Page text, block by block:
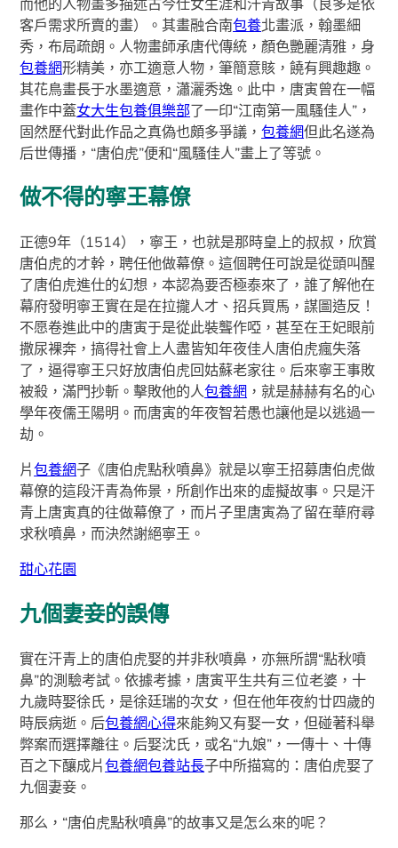
客戶需求所賣的畫）。其畫融合南包養北畫派，翰墨細
秀，布局疏朗。人物畫師承唐代傳統，顏色艷麗清雅，身
包養網形精美，亦工適意人物，筆簡意賅，饒有興趣趣。
其花鳥畫長于水墨適意，瀟灑秀逸。此中，唐寅曾在一幅
畫作中蓋女大生包養俱樂部了一印“江南第一風騷佳人”，
固然歷代對此作品之真偽也頗多爭議，包養網但此名遂為
后世傳播，“唐伯虎”便和“風騷佳人”畫上了等號。
做不得的寧王幕僚
正德9年（1514），寧王，也就是那時皇上的叔叔，欣賞
唐伯虎的才幹，聘任他做幕僚。這個聘任可說是從頭叫醒
了唐伯虎進仕的幻想，本認為要否極泰來了，誰了解他在
幕府發明寧王實在是在拉攏人才、招兵買馬，謀圖造反！
不愿卷進此中的唐寅于是從此裝聾作啞，甚至在王妃眼前
撒尿裸奔，搞得社會上人盡皆知年夜佳人唐伯虎瘋失落
了，逼得寧王只好放唐伯虎回姑蘇老家往。后來寧王事敗
被殺，滿門抄斬。擊敗他的人包養網 ，就是赫赫有名的心
學年夜儒王陽明。而唐寅的年夜智若愚也讓他是以逃過一
劫。
片包養網子《唐伯虎點秋噴鼻》就是以寧王招募唐伯虎做
幕僚的這段汗青為佈景，所創作出來的虛擬故事。只是汗
青上唐寅真的往做幕僚了，而片子里唐寅為了留在華府尋
求秋噴鼻，而決然謝絕寧王。
甜心花園
九個妻妾的誤傳
實在汗青上的唐伯虎娶的并非秋噴鼻，亦無所謂“點秋噴
鼻”的測驗考試。依據考據，唐寅平生共有三位老婆，十
九歲時娶徐氏，是徐廷瑞的次女，但在他年夜約廿四歲的
時辰病逝。后包養網心得來能夠又有娶一女，但碰著科舉
弊案而選擇離往。后娶沈氏，或名“九娘”，一傳十、十傳
百之下釀成片包養網包養站長子中所描寫的：唐伯虎娶了
九個妻妾。
那么，“唐伯虎點秋噴鼻”的故事又是怎么來的呢？